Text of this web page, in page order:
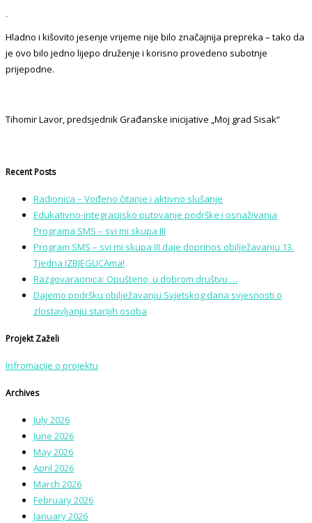
Hladno i kišovito jesenje vrijeme nije bilo značajnija prepreka – tako da
je ovo bilo jedno lijepo druženje i korisno provedeno subotnje
prijepodne.
Tihomir Lavor, predsjednik Građanske inicijative „Moj grad Sisak“
Recent Posts
Radionica – Vođeno čitanje i aktivno slušanje
Edukativno-integracijsko putovanje podrške i osnaživanja
Programa SMS – svi mi skupa III
Program SMS – svi mi skupa III daje doprinos obilježavanju 13.
Tjedna IZBJEGLICAma!
Razgovaraonica: Opušteno, u dobrom društvu …
Dajemo podršku obilježavanju Svjetskog dana svjesnosti o
zlostavljanju starijih osoba
Projekt Zaželi
Infromacije o projektu
Archives
July 2026
June 2026
May 2026
April 2026
March 2026
February 2026
January 2026